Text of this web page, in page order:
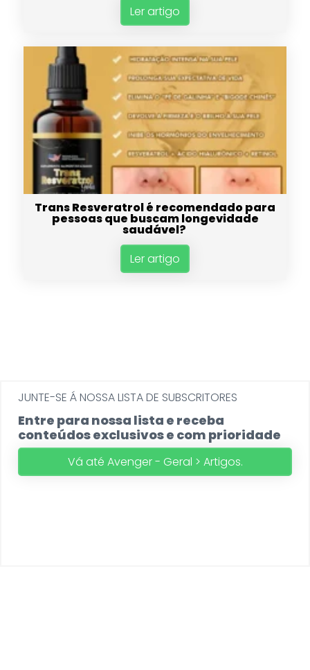
Ler artigo
Trans Resveratrol é recomendado para
pessoas que buscam longevidade
saudável?
Ler artigo
JUNTE-SE Á NOSSA LISTA DE SUBSCRITORES
Entre para nossa lista e receba
conteúdos exclusivos e com prioridade
Vá até Avenger - Geral > Artigos.